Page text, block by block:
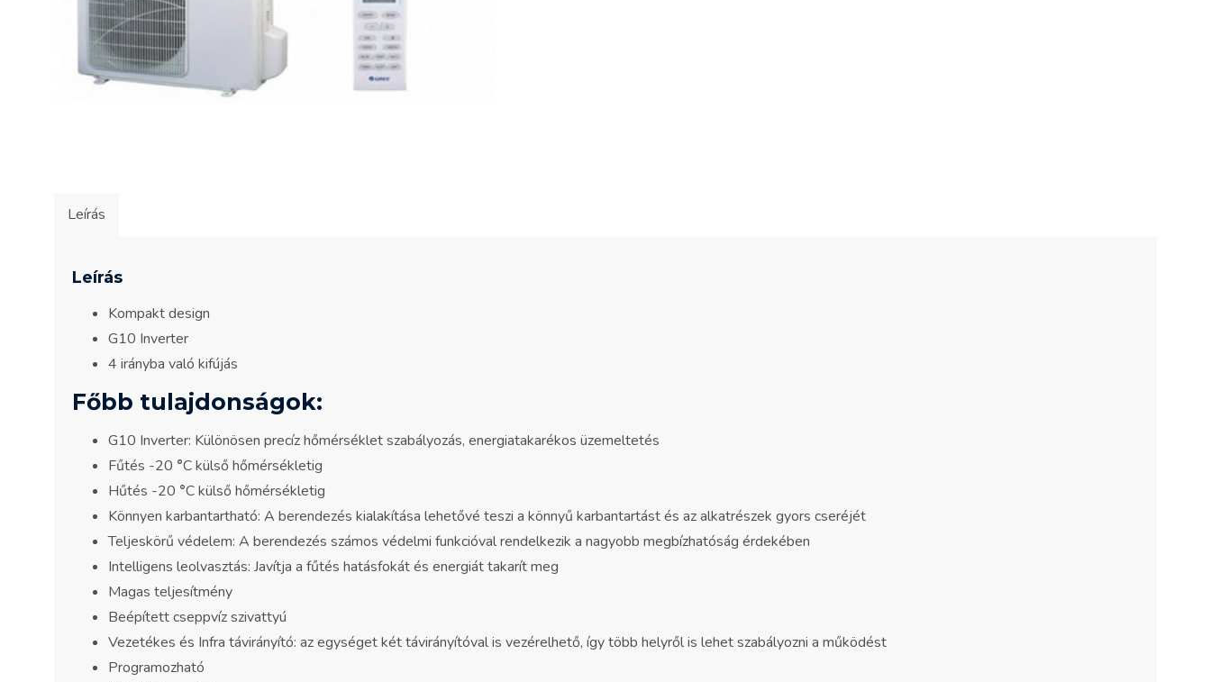
Leírás
Leírás
Kompakt design
G10 Inverter
4 irányba való kifújás
Főbb tulajdonságok:
G10 Inverter: Különösen precíz hőmérséklet szabályozás, energiatakarékos üzemeltetés
Fűtés -20 °C külső hőmérsékletig
Hűtés -20 °C külső hőmérsékletig
Könnyen karbantartható: A berendezés kialakítása lehetővé teszi a könnyű karbantartást és az alkatrészek gyors cseréjét
Teljeskörű védelem: A berendezés számos védelmi funkcióval rendelkezik a nagyobb megbízhatóság érdekében
Intelligens leolvasztás: Javítja a fűtés hatásfokát és energiát takarít meg
Magas teljesítmény
Beépített cseppvíz szivattyú
Vezetékes és Infra távirányító: az egységet két távirányítóval is vezérelhető, így több helyről is lehet szabályozni a működést
Programozható